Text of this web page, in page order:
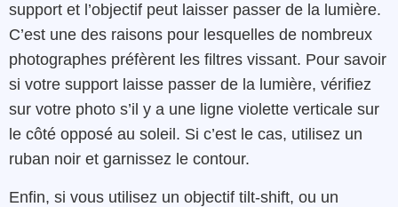
support et l’objectif peut laisser passer de la lumière.
C’est une des raisons pour lesquelles de nombreux
photographes préfèrent les filtres vissant. Pour savoir
si votre support laisse passer de la lumière, vérifiez
sur votre photo s’il y a une ligne violette verticale sur
le côté opposé au soleil. Si c’est le cas, utilisez un
ruban noir et garnissez le contour.
Enfin, si vous utilisez un objectif tilt-shift, ou un